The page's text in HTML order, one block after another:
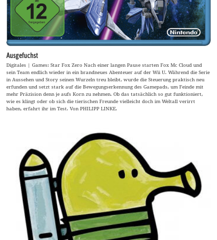
Ausgefuchst
Digitales | Games: Star Fox Zero Nach einer langen Pause starten Fox Mc Cloud und
sein Team endlich wieder in ein brandneues Abenteuer auf der Wii U. Während die Serie
in Aussehen und Story seinen Wurzeln treu bleibt, wurde die Steuerung praktisch neu
erfunden und setzt stark auf die Bewegungserkennung des Gamepads, um Feinde mit
mehr Präzision denn je aufs Korn zu nehmen. Ob das tatsächlich so gut funktioniert,
wie es klingt oder ob sich die tierischen Freunde vielleicht doch im Weltall verirrt
haben, erfahrt ihr im Test. Von PHILIPP LINKE.